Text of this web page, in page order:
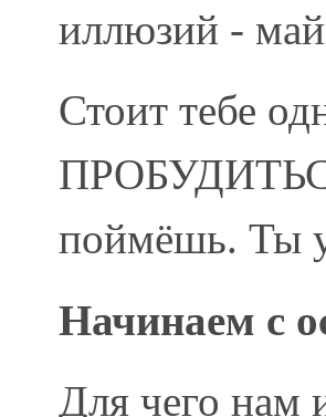
иллюзий -
Стоит тебе
поймёшь. Ты
Начинаем с
Для чего нам